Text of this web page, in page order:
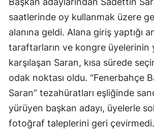
saatlerinde oy kullanmak üzere
alanına geldi. Alana giriş yaptığı
taraftarların ve kongre üyelerinin
karşılaşan Saran, kısa sürede
odak noktası oldu. “Fenerbahçe
Saran” tezahüratları eşliğinde
yürüyen başkan adayı, üyelerle
fotoğraf taleplerini geri